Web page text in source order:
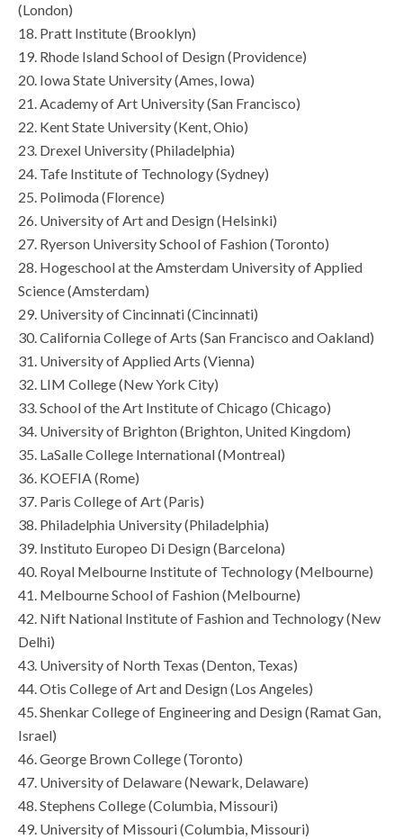
(London)
18. Pratt Institute (Brooklyn)
19. Rhode Island School of Design (Providence)
20. Iowa State University (Ames, Iowa)
21. Academy of Art University (San Francisco)
22. Kent State University (Kent, Ohio)
23. Drexel University (Philadelphia)
24. Tafe Institute of Technology (Sydney)
25. Polimoda (Florence)
26. University of Art and Design (Helsinki)
27. Ryerson University School of Fashion (Toronto)
28. Hogeschool at the Amsterdam University of Applied
Science (Amsterdam)
29. University of Cincinnati (Cincinnati)
30. California College of Arts (San Francisco and Oakland)
31. University of Applied Arts (Vienna)
32. LIM College (New York City)
33. School of the Art Institute of Chicago (Chicago)
34. University of Brighton (Brighton, United Kingdom)
35. LaSalle College International (Montreal)
36. KOEFIA (Rome)
37. Paris College of Art (Paris)
38. Philadelphia University (Philadelphia)
39. Instituto Europeo Di Design (Barcelona)
40. Royal Melbourne Institute of Technology (Melbourne)
41. Melbourne School of Fashion (Melbourne)
42. Nift National Institute of Fashion and Technology (New
Delhi)
43. University of North Texas (Denton, Texas)
44. Otis College of Art and Design (Los Angeles)
45. Shenkar College of Engineering and Design (Ramat Gan,
Israel)
46. George Brown College (Toronto)
47. University of Delaware (Newark, Delaware)
48. Stephens College (Columbia, Missouri)
49. University of Missouri (Columbia, Missouri)